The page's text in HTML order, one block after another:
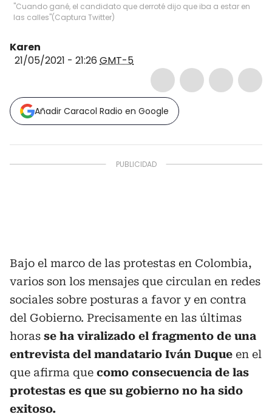
"Cuando gané, el candidato que derroté dijo que iba a estar en
las calles"(Captura Twitter)
Karen
21/05/2021 - 21:26 GMT-5
Añadir Caracol Radio en Google
Bajo el marco de las protestas en Colombia,
varios son los mensajes que circulan en redes
sociales sobre posturas a favor y en contra
del Gobierno. Precisamente en las últimas
horas se ha viralizado el fragmento de una
entrevista del mandatario Iván Duque en el
que afirma que como consecuencia de las
protestas es que su gobierno no ha sido
exitoso.